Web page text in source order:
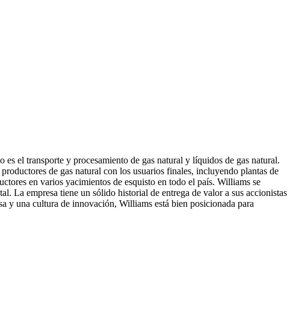
el transporte y procesamiento de gas natural y líquidos de gas natural.
de gas natural con los usuarios finales, incluyendo plantas de
en varios yacimientos de esquisto en todo el país. Williams se
La empresa tiene un sólido historial de entrega de valor a sus accionistas
y una cultura de innovación, Williams está bien posicionada para